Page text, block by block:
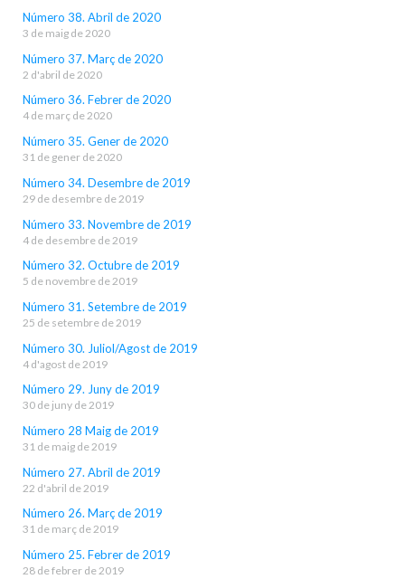
Número 38. Abril de 2020
3 de maig de 2020
Número 37. Març de 2020
2 d'abril de 2020
Número 36. Febrer de 2020
4 de març de 2020
Número 35. Gener de 2020
31 de gener de 2020
Número 34. Desembre de 2019
29 de desembre de 2019
Número 33. Novembre de 2019
4 de desembre de 2019
Número 32. Octubre de 2019
5 de novembre de 2019
Número 31. Setembre de 2019
25 de setembre de 2019
Número 30. Juliol/Agost de 2019
4 d'agost de 2019
Número 29. Juny de 2019
30 de juny de 2019
Número 28 Maig de 2019
31 de maig de 2019
Número 27. Abril de 2019
22 d'abril de 2019
Número 26. Març de 2019
31 de març de 2019
Número 25. Febrer de 2019
28 de febrer de 2019